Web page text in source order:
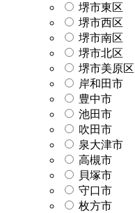
堺市東区
堺市西区
堺市南区
堺市北区
堺市美原区
岸和田市
豊中市
池田市
吹田市
泉大津市
高槻市
貝塚市
守口市
枚方市